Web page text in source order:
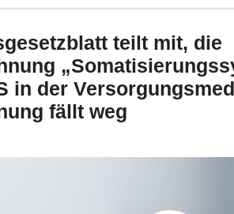
teilt mit, die
in der
fällt weg